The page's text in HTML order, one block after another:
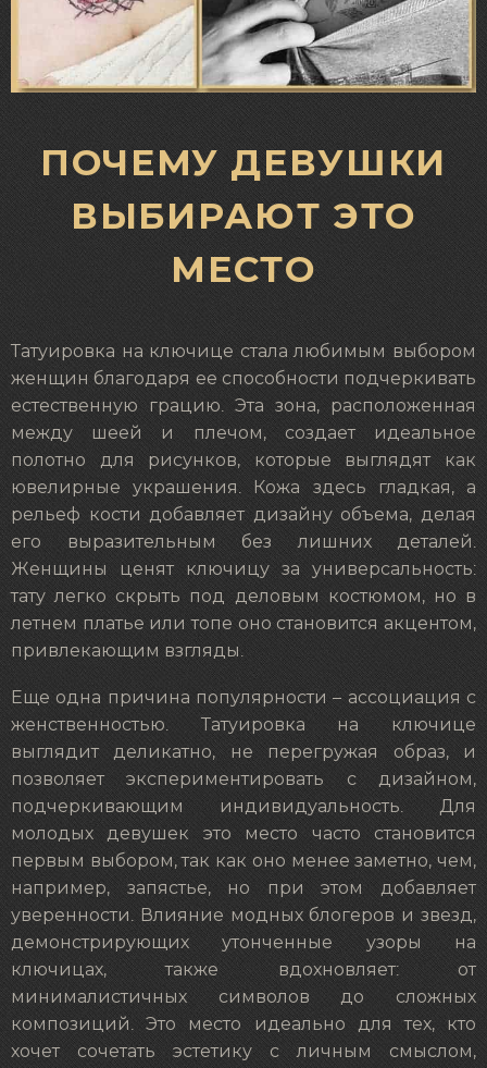
ПОЧЕМУ ДЕВУШКИ
ВЫБИРАЮТ ЭТО
МЕСТО
Татуировка на ключице стала любимым выбором
женщин благодаря ее способности подчеркивать
естественную грацию. Эта зона, расположенная
между шеей и плечом, создает идеальное
полотно для рисунков, которые выглядят как
ювелирные украшения. Кожа здесь гладкая, а
рельеф кости добавляет дизайну объема, делая
его выразительным без лишних деталей.
Женщины ценят ключицу за универсальность:
тату легко скрыть под деловым костюмом, но в
летнем платье или топе оно становится акцентом,
привлекающим взгляды.
Еще одна причина популярности – ассоциация с
женственностью. Татуировка на ключице
выглядит деликатно, не перегружая образ, и
позволяет экспериментировать с дизайном,
подчеркивающим индивидуальность. Для
молодых девушек это место часто становится
первым выбором, так как оно менее заметно, чем,
например, запястье, но при этом добавляет
уверенности. Влияние модных блогеров и звезд,
демонстрирующих утонченные узоры на
ключицах, также вдохновляет: от
минималистичных символов до сложных
композиций. Это место идеально для тех, кто
хочет сочетать эстетику с личным смыслом,